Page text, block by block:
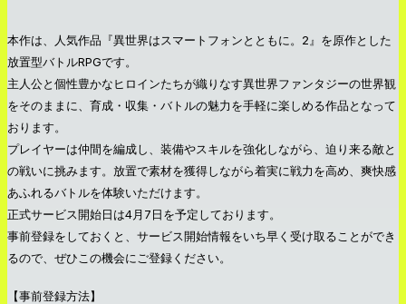
本作は、人気作品『異世界はスマートフォンとともに。2』を原作とした
放置型バトルRPGです。
主人公と個性豊かなヒロインたちが織りなす異世界ファンタジーの世界観
をそのままに、育成・収集・バトルの魅力を手軽に楽しめる作品となって
おります。
プレイヤーは仲間を編成し、装備やスキルを強化しながら、迫り来る敵と
の戦いに挑みます。放置で素材を獲得しながら着実に戦力を高め、爽快感
あふれるバトルを体験いただけます。
正式サービス開始日は4月7日を予定しております。
事前登録をしておくと、サービス開始情報をいち早く受け取ることができ
るので、ぜひこの機会にご登録ください。
【事前登録方法】